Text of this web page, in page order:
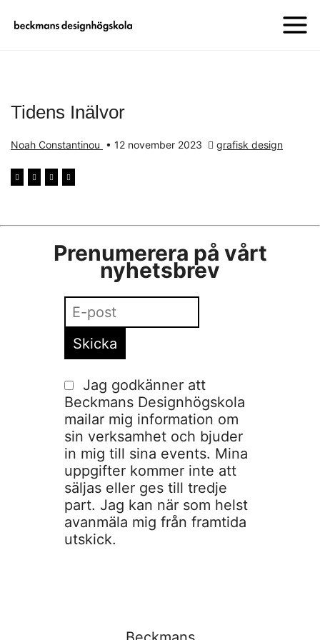
Tidens Inälvor
Noah Constantinou • 12 november 2023 grafisk design
Prenumerera på vårt
nyhetsbrev
Jag godkänner att
Beckmans Designhögskola
mailar mig information om
sin verksamhet och bjuder
in mig till sina events. Mina
uppgifter kommer inte att
säljas eller ges till tredje
part. Jag kan när som helst
avanmäla mig från framtida
utskick.